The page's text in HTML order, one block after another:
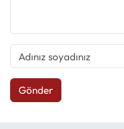
Gönder